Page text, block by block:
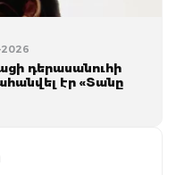
2026
դերասանուհի
էր «Տանը